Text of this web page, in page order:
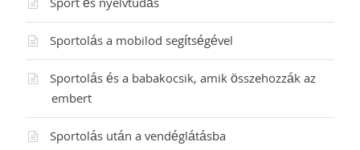
Sport és nyelvtudás
Sportolás a mobilod segítségével
Sportolás és a babakocsik, amik összehozzák az
embert
Sportolás után a vendéglátásba